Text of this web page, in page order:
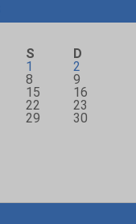
S
D
1
2
8
9
15
16
22
23
29
30